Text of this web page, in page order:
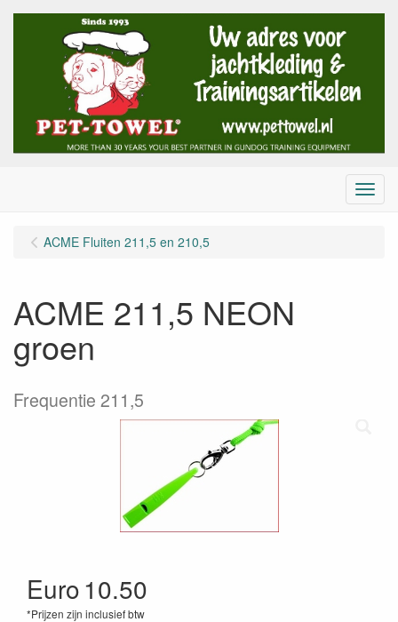
Menu
ACME Fluiten 211,5 en 210,5
ACME 211,5 NEON
groen
Frequentie 211,5
Euro10.50
*Prijzen zijn inclusief btw